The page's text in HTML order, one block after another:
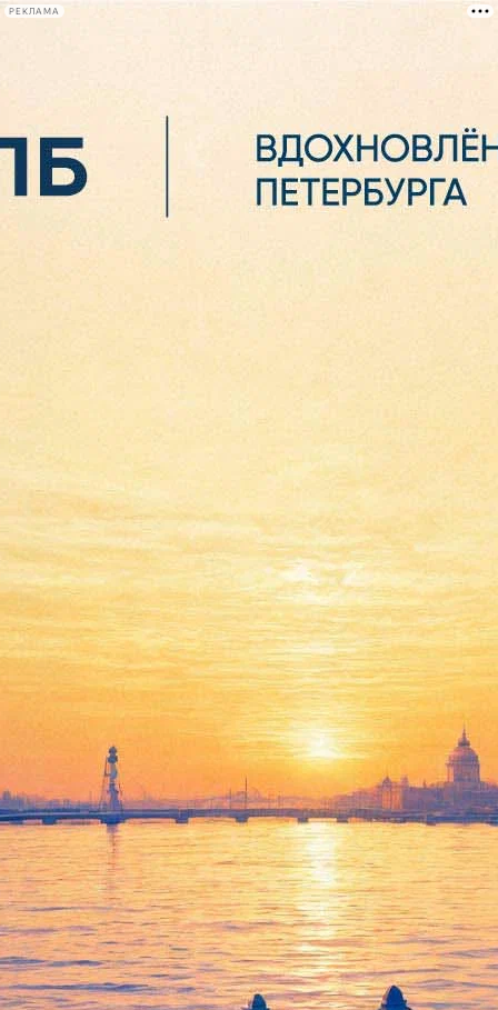
РЕКЛАМА
Сегодня:
Эдита Пьеха поделится с
поклонниками историями
любви